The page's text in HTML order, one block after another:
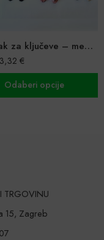
Privjesak za ključeve – medo i jednorog
3,32 €
Odaberi opcije
TRGOVINU
15, Zagreb